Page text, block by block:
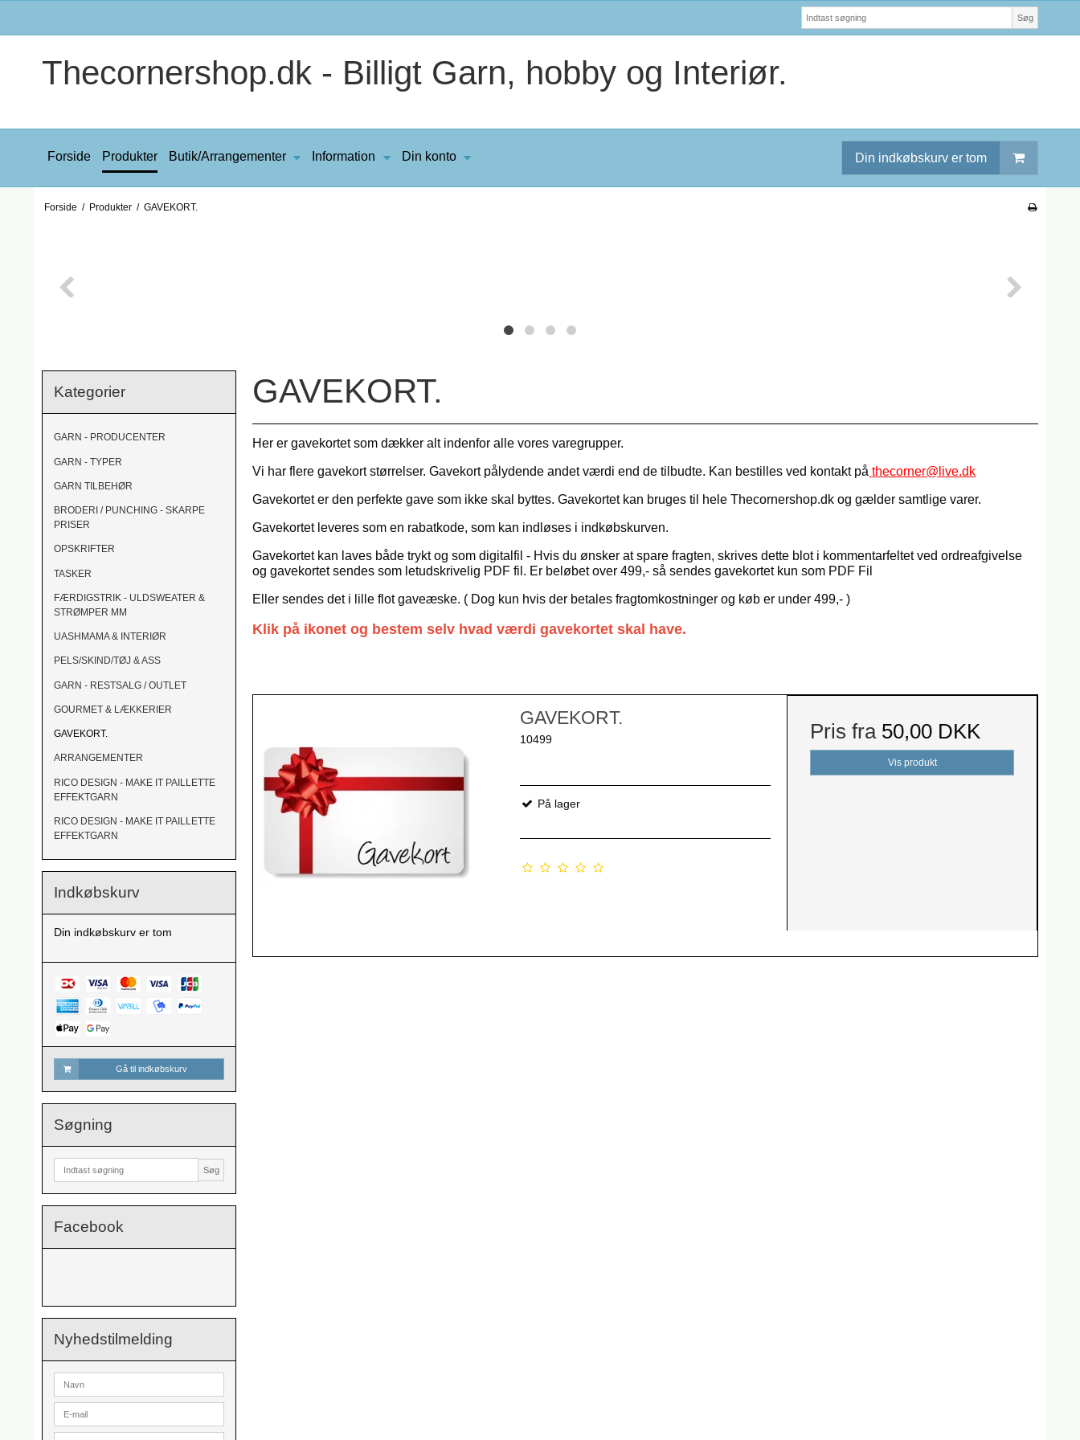
Søg
Thecornershop.dk - Billigt Garn, hobby og Interiør.
Forside Produkter Butik/Arrangementer Information Din konto Din indkøbskurv er tom
Forside / Produkter / GAVEKORT.
Kategorier
GARN - PRODUCENTER
GARN - TYPER
GARN TILBEHØR
BRODERI / PUNCHING - SKARPE
PRISER
OPSKRIFTER
TASKER
FÆRDIGSTRIK - ULDSWEATER &
STRØMPER MM
UASHMAMA & INTERIØR
PELS/SKIND/TØJ & ASS
GARN - RESTSALG / OUTLET
GOURMET & LÆKKERIER
GAVEKORT.
ARRANGEMENTER
RICO DESIGN - MAKE IT PAILLETTE
EFFEKTGARN
RICO DESIGN - MAKE IT PAILLETTE
EFFEKTGARN
Indkøbskurv
Din indkøbskurv er tom
Gå til indkøbskurv
Søgning
Søg
Facebook
Nyhedstilmelding
GAVEKORT.
Her er gavekortet som dækker alt indenfor alle vores varegrupper.
Vi har flere gavekort størrelser. Gavekort pålydende andet værdi end de tilbudte. Kan bestilles ved kontakt på thecorner@live.dk
Gavekortet er den perfekte gave som ikke skal byttes. Gavekortet kan bruges til hele Thecornershop.dk og gælder samtlige varer.
Gavekortet leveres som en rabatkode, som kan indløses i indkøbskurven.
Gavekortet kan laves både trykt og som digitalfil - Hvis du ønsker at spare fragten, skrives dette blot i kommentarfeltet ved ordreafgivelse
og gavekortet sendes som letudskrivelig PDF fil. Er beløbet over 499,- så sendes gavekortet kun som PDF Fil
Eller sendes det i lille flot gaveæske. ( Dog kun hvis der betales fragtomkostninger og køb er under 499,- )
Klik på ikonet og bestem selv hvad værdi gavekortet skal have.
GAVEKORT.
10499
På lager
Pris fra 50,00 DKK
Vis produkt